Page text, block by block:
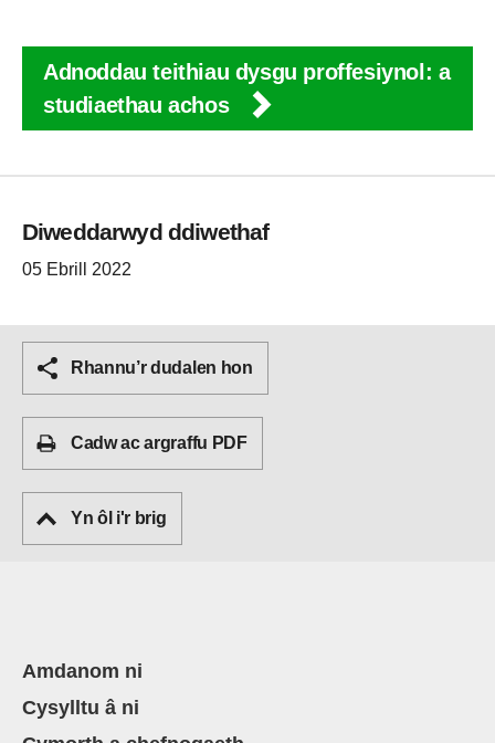
Adnoddau teithiau dysgu proffesiynol: a
studiaethau achos
Diweddarwyd ddiwethaf
05 Ebrill 2022
Rhannu’r dudalen hon
Cadw ac argraffu PDF
Yn ôl i'r brig
Amdanom ni
Cysylltu â ni